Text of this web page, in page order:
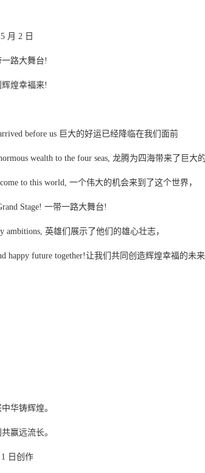
月 2 日
路大舞台!
煌幸褔来!
before us 巨大的好运已经降临在我们面前
wealth to the four seas, 龙腾为四海带来了巨大
to this world, 一个伟大的机会来到了这个世界，
Stage! 一带一路大舞台!
ambitions, 英雄们展示了他们的雄心壮志，
happy future together!让我们共同创造辉煌幸福的未
华铸辉煌。
赢远流长。
日创作